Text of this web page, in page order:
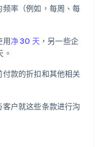
率（例如，每周、每
用净 30 天 ，另一些企
。
款的折扣和其他相关
户就这些条款进行沟